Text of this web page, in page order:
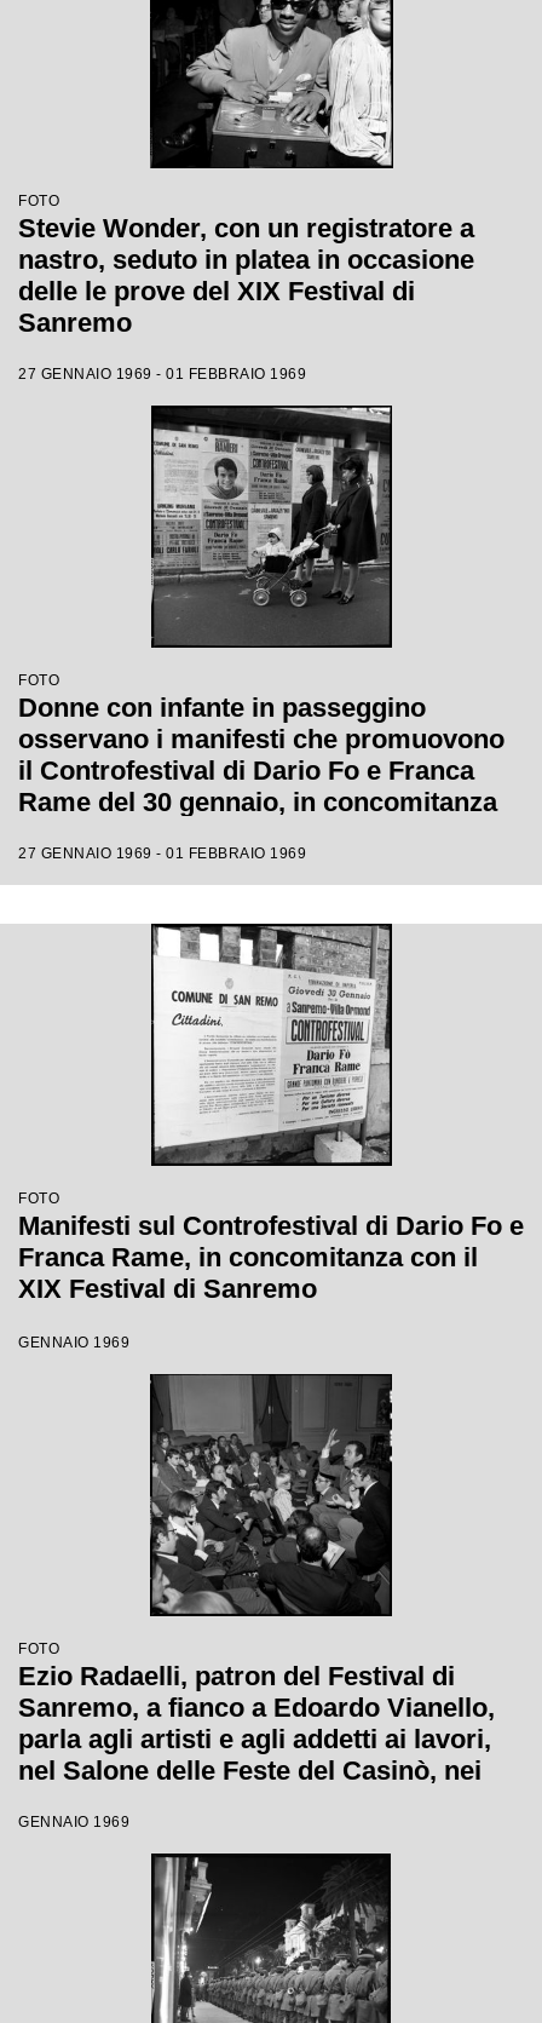
FOTO
Stevie Wonder, con un registratore a
nastro, seduto in platea in occasione
delle le prove del XIX Festival di
Sanremo
27 GENNAIO 1969 - 01 FEBBRAIO 1969
FOTO
Donne con infante in passeggino
osservano i manifesti che promuovono
il Controfestival di Dario Fo e Franca
Rame del 30 gennaio, in concomitanza
27 GENNAIO 1969 - 01 FEBBRAIO 1969
FOTO
Manifesti sul Controfestival di Dario Fo e
Franca Rame, in concomitanza con il
XIX Festival di Sanremo
GENNAIO 1969
FOTO
Ezio Radaelli, patron del Festival di
Sanremo, a fianco a Edoardo Vianello,
parla agli artisti e agli addetti ai lavori,
nel Salone delle Feste del Casinò, nei
GENNAIO 1969